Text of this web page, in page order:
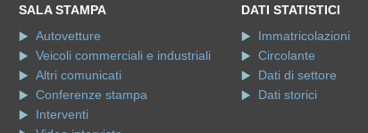
SALA STAMPA
Autovetture
Veicoli commerciali e industriali
Altri comunicati
Conferenze stampa
Interventi
DATI STATISTICI
Immatricolazioni
Circolante
Dati di settore
Dati storici